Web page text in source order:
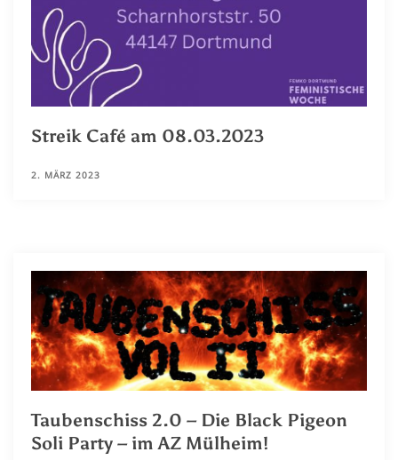
Streik Café am 08.03.2023
2. MÄRZ 2023
Taubenschiss 2.0 – Die Black Pigeon
Soli Party – im AZ Mülheim!